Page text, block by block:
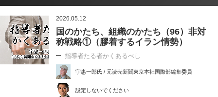
2026.05.12
国のかたち、組織のかたち（96）非対
称戦略①（膠着するイラン情勢）
指導者たる者かくあるべし
宇惠一郎氏 / 元読売新聞東京本社国際部編集委員
設定しないでください